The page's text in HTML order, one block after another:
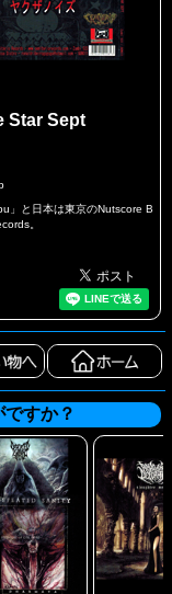
Star Sept
」と日本は東京のNutscore B
。
すか？